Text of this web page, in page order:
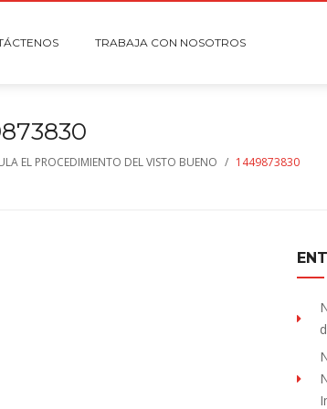
TRABAJA CON NOSOTROS
EL PROCEDIMIENTO DEL VISTO BUENO / 1449873830